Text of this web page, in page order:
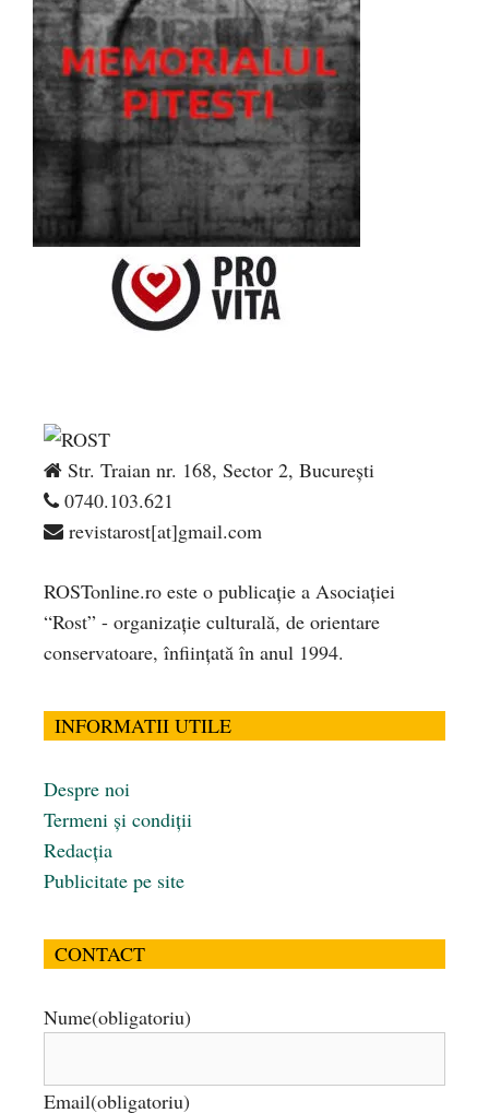
Str. Traian nr. 168, Sector 2, București
0740.103.621
revistarost[at]gmail.com
ROSTonline.ro este o publicaţie a Asociaţiei
“Rost” - organizaţie culturală, de orientare
conservatoare, înfiinţată în anul 1994.
INFORMATII UTILE
Despre noi
Termeni și condiții
Redacția
Publicitate pe site
CONTACT
Nume(obligatoriu)
Email(obligatoriu)